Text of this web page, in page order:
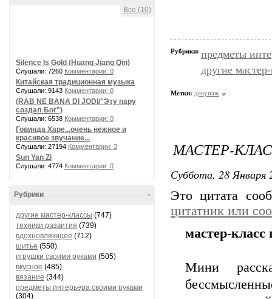
Все (10)
Silence Is Gold (Huang Jiang Qin)
Слушали: 7260 Комментарии: 0
Китайская традиционная музыка
Слушали: 9143 Комментарии: 0
(RAB NE BANA DI JODI/"Эту пару
создал Бог")
Слушали: 6538 Комментарии: 0
Говинда Харе...очень нежное и
красивое звучание...
Слушали: 27194 Комментарии: 3
Sun Yan Zi
Слушали: 4774 Комментарии: 0
-
Рубрики
другие мастер-классы (747)
техники развития (739)
вдохновляющее (712)
шитье (550)
игрушки своими руками (505)
вкусное (485)
вязание (344)
предметы интерьера своими руками
(304)
Рубрики: предметы
другие
Метки: декупаж
МАСТЕР-
Суббота, 28 Января
Это цитата
цитатник или
мастер-
Мини